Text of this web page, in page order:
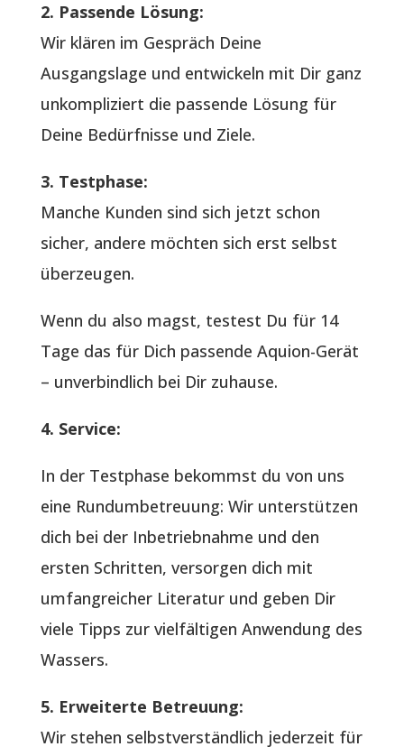
2. Passende Lösung:
Wir klären im Gespräch Deine
Ausgangslage und entwickeln mit Dir ganz
unkompliziert die passende Lösung für
Deine Bedürfnisse und Ziele.
3. Testphase:
Manche Kunden sind sich jetzt schon
sicher, andere möchten sich erst selbst
überzeugen.
Wenn du also magst, testest Du für 14
Tage das für Dich passende Aquion-Gerät
– unverbindlich bei Dir zuhause.
4. Service:
In der Testphase bekommst du von uns
eine Rundumbetreuung: Wir unterstützen
dich bei der Inbetriebnahme und den
ersten Schritten, versorgen dich mit
umfangreicher Literatur und geben Dir
viele Tipps zur vielfältigen Anwendung des
Wassers.
5. Erweiterte Betreuung:
Wir stehen selbstverständlich jederzeit für